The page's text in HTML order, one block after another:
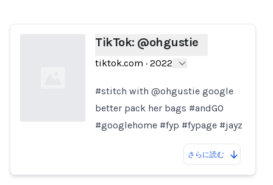
TikTok: @ohgustie
tiktok.com · 2022
#stitch with @ohgustie google
better pack her bags #andGO
#googlehome #fyp #fypage #jayz
さらに読む